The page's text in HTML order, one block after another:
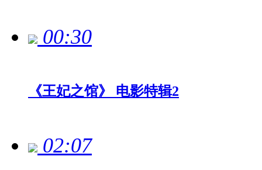
00:30
《王妃之馆》 电影特辑2
02:07